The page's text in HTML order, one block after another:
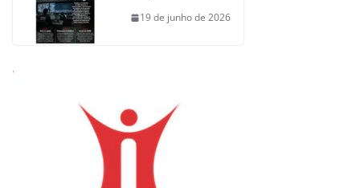
19 de junho de 2026